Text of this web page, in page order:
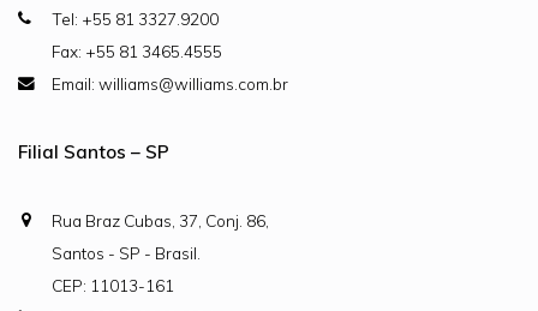
Tel: +55 81 3327.9200
Fax: +55 81 3465.4555
Email: williams@williams.com.br
Filial Santos – SP
Rua Braz Cubas, 37, Conj. 86,
Santos - SP - Brasil.
CEP: 11013-161